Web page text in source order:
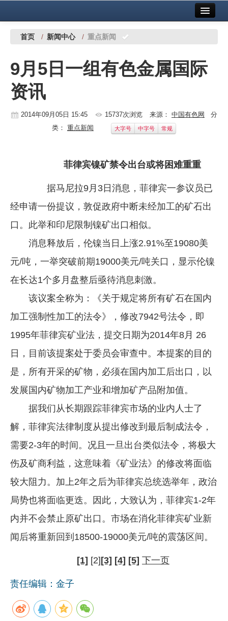
中国有色金属报社主办 广告服务
铜镍铅锌
铝
稀有稀土
党建工作
企业文化
《资源再生》杂志
行情报价
首页 / 新闻中心 / 重点新闻
9月5日一组有色金属国际
资讯
2014年09月05日 15:45 15737次浏览 来源： 中国有色网
分
类： 重点新闻 大字号 中字号 常规
菲律宾镍矿禁令出台或将困难重重
据马尼拉9月3日消息，菲律宾一参议员已
经申请一份提议，敦促政府中断未经加工的矿石出
口。此举和印尼限制镍矿出口相似。
消息释放后，伦镍当日上涨2.91%至19080美
元/吨，一举突破前期19000美元/吨关口，显示伦镍
在长达1个多月盘整后亟待消息刺激。
该议案全称为：《关于规定将所有矿石在国内
加工强制性加工的法令》，修改7942号法令，即
1995年菲律宾矿业法，提交日期为2014年8月 26
日，目前该提案处于委员会审查中。本提案的目的
是，所有开采的矿物，必须在国内加工后出口，以
发展国内矿物加工产业和增加矿产品附加值。
据我们从长期跟踪菲律宾市场的业内人士了
解，菲律宾法律制度从提出修改到最后制成法令，
需要2-3年的时间。况且一旦出台类似法令，将极大
伤及矿商利益，这意味着《矿业法》的修改将面临
较大阻力。加上2年之后为菲律宾总统选举年，政治
局势也将面临更迭。因此，大致认为，菲律宾1-2年
内并不会禁止原矿出口。市场在消化菲律宾矿业新
闻后将重新回到18500-19000美元/吨的震荡区间。
[1] [2][3] [4] [5] 下一页
责任编辑：金子